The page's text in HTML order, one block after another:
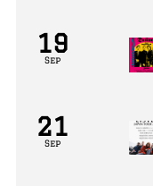
19
Sep
21
Sep